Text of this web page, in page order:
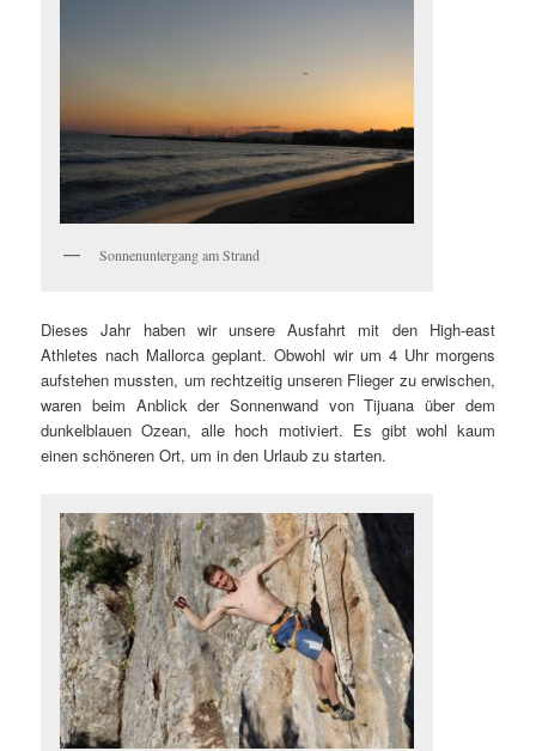
Sonnenuntergang am Strand
Dieses Jahr haben wir unsere Ausfahrt mit den High-east
Athletes nach Mallorca geplant. Obwohl wir um 4 Uhr morgens
aufstehen mussten, um rechtzeitig unseren Flieger zu erwischen,
waren beim Anblick der Sonnenwand von Tijuana über dem
dunkelblauen Ozean, alle hoch motiviert. Es gibt wohl kaum
einen schöneren Ort, um in den Urlaub zu starten.